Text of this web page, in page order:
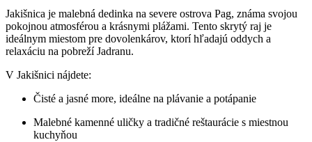
Jakišnica je malebná dedinka na severe ostrova Pag, známa svojou
pokojnou atmosférou a krásnymi plážami. Tento skrytý raj je
ideálnym miestom pre dovolenkárov, ktorí hľadajú oddych a
relaxáciu na pobreží Jadranu.
V Jakišnici nájdete:
Čisté a jasné more, ideálne na plávanie a potápanie
Malebné kamenné uličky a tradičné reštaurácie s miestnou
kuchyňou